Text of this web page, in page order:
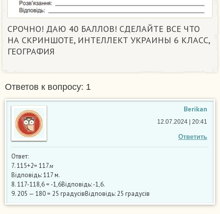
СРОЧНО! ДАЮ 40 БАЛЛОВ! СДЕЛАЙТЕ ВСЕ ЧТО
НА СКРИНШОТЕ, ИНТЕЛЛЕКТ УКРАИНЫ 6 КЛАСС,
ГЕОГРАФИЯ
Ответов к вопросу: 1
Berikan
Ответить
12.07.2024 | 20:41
Ответ:
7. 115+2= 117
Відповідь: 117 м.
8. 117-118,6 = -1,6Відповідь: -1,6.
9. 205 — 180 = 25 градусівВідповідь: 25 градусів